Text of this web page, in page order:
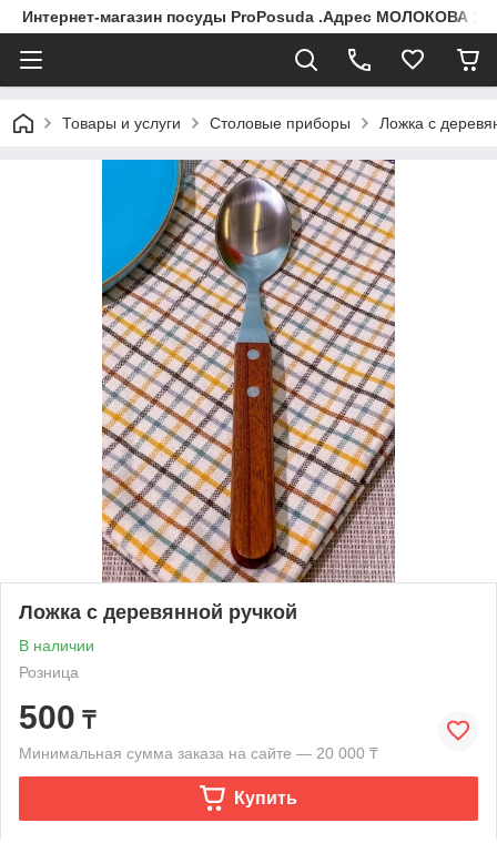
Интернет-магазин посуды ProPosuda .Адрес МОЛОКОВА
Товары и услуги Столовые приборы Ложка с
Ложка с деревянной ручкой
В наличии
Розница
500 ₸
Минимальная сумма заказа на сайте — 20 000 ₸
Купить